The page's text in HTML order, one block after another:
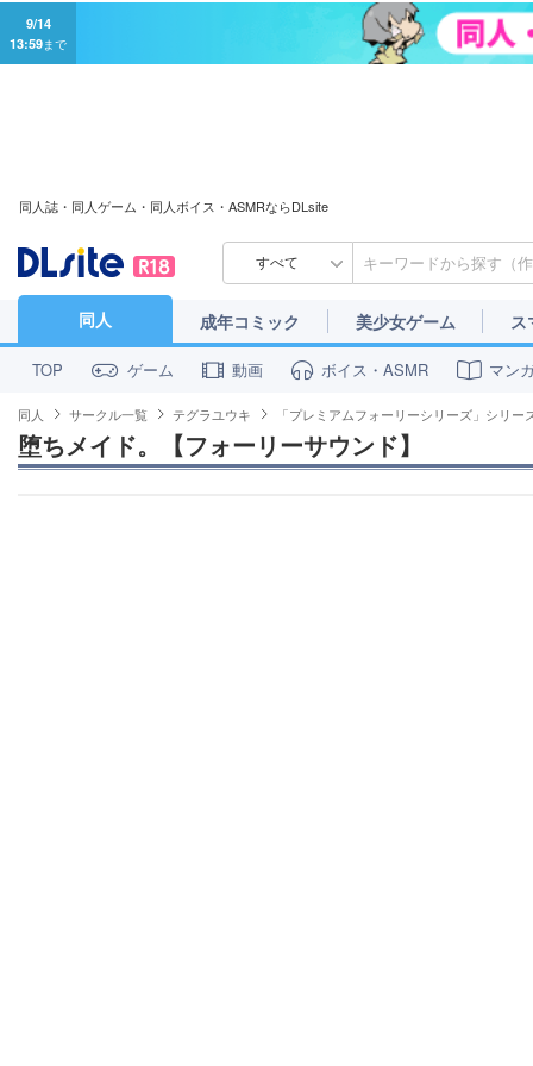
9/14
13:59まで
同人誌・同人ゲーム・同人ボイス・ASMRならDLsite
すべて
同人 成年コミック 美少女ゲーム ス
TOP ゲーム 動画 ボイス・ASMR マン
同人 サークル一覧 テグラユウキ 「プレミアムフォーリーシリーズ」シリー
堕ちメイド。【フォーリーサウンド】